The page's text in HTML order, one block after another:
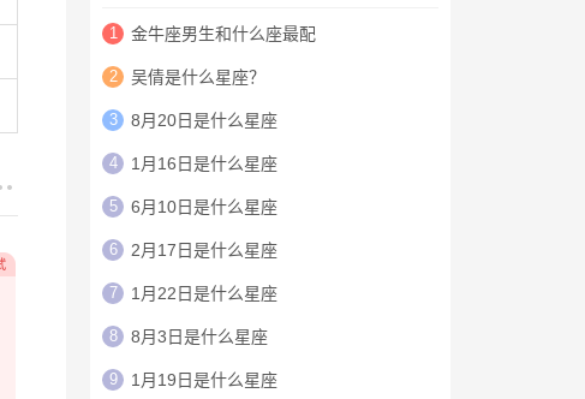
1 金牛座男生和什么座最配
2 吴倩是什么星座？
3 8月20日是什么星座
4 1月16日是什么星座
5 6月10日是什么星座
6 2月17日是什么星座
7 1月22日是什么星座
8 8月3日是什么星座
9 1月19日是什么星座